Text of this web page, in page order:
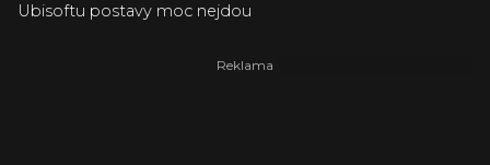
Ubisoftu postavy moc nejdou